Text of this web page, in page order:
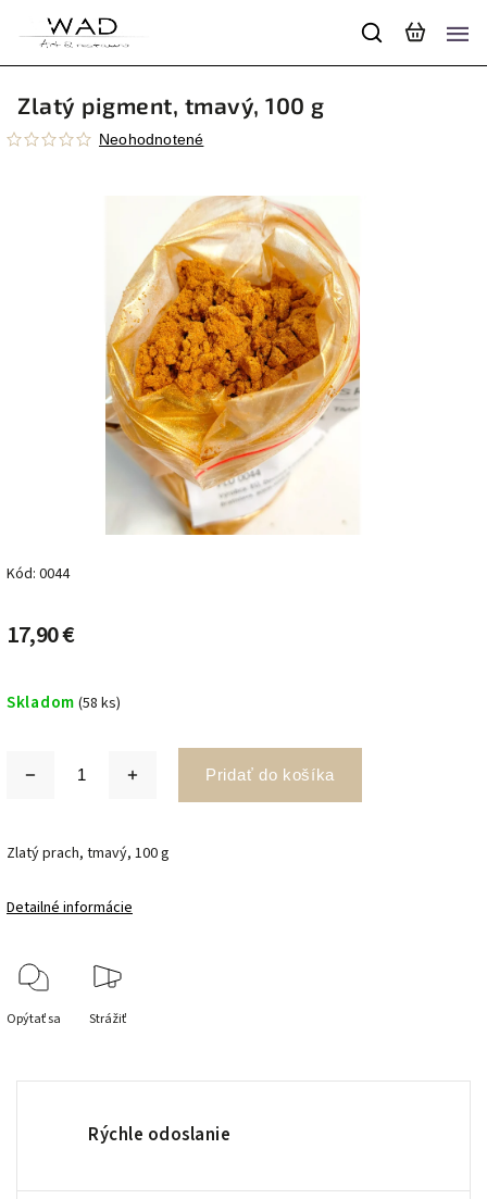
Zlatý pigment, tmavý, 100 g
Neohodnotené
Kód: 0044
17,90 €
Skladom (58 ks)
Pridať do košíka
Zlatý prach, tmavý, 100 g
Detailné informácie
Opýtať sa Strážiť
Rýchle odoslanie